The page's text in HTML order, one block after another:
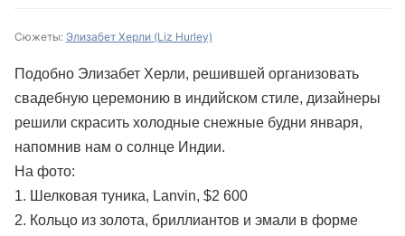
Сюжеты: Элизабет Херли (Liz Hurley)
Подобно Элизабет Херли, решившей организовать
свадебную церемонию в индийском стиле, дизайнеры
решили скрасить холодные снежные будни января,
напомнив нам о солнце Индии.
На фото:
1. Шелковая туника, Lanvin, $2 600
2. Кольцо из золота, бриллиантов и эмали в форме